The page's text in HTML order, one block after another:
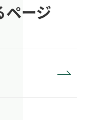
ページ